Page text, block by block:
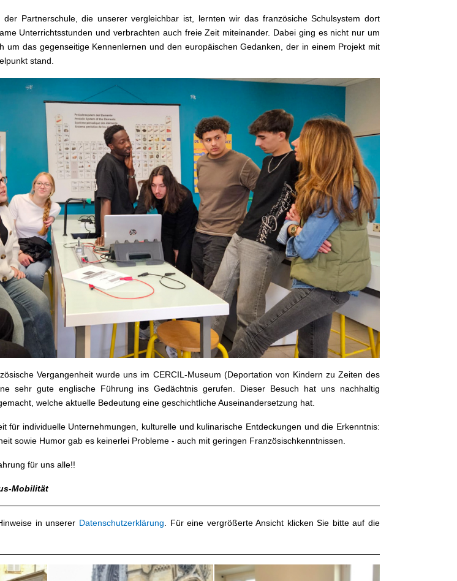
der Partnerschule, die unserer vergleichbar ist, lernten wir das französiche Schulsystem dort
Unterrichtsstunden und verbrachten auch freie Zeit miteinander. Dabei ging es nicht nur um
um das gegenseitige Kennenlernen und den europäischen Gedanken, der in einem Projekt mit
stand.
Vergangenheit wurde uns im CERCIL-Museum (Deportation von Kindern zu Zeiten des
sehr gute englische Führung ins Gedächtnis gerufen. Dieser Besuch hat uns nachhaltig
welche aktuelle Bedeutung eine geschichtliche Auseinandersetzung hat.
für individuelle Unternehmungen, kulturelle und kulinarische Entdeckungen und die Erkenntnis:
sowie Humor gab es keinerlei Probleme - auch mit geringen Französischkenntnissen.
für uns alle!!
Mobilität
in unserer Datenschutzerklärung . Für eine vergrößerte Ansicht klicken Sie bitte auf die